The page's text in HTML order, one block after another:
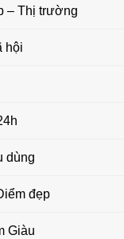
– Thị trường
hội
dùng
đẹp
Giàu